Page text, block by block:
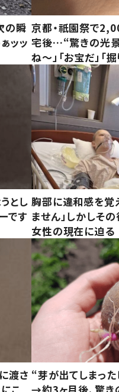
の瞬
ッッ
京都・祇園祭で
宅後…“驚きの光
ね～」「お宝だ」「
とし
です
胸部に違和感を覚
ません」しかしそ
女性の現在に迫る
渡さ “芽が出てしまっ